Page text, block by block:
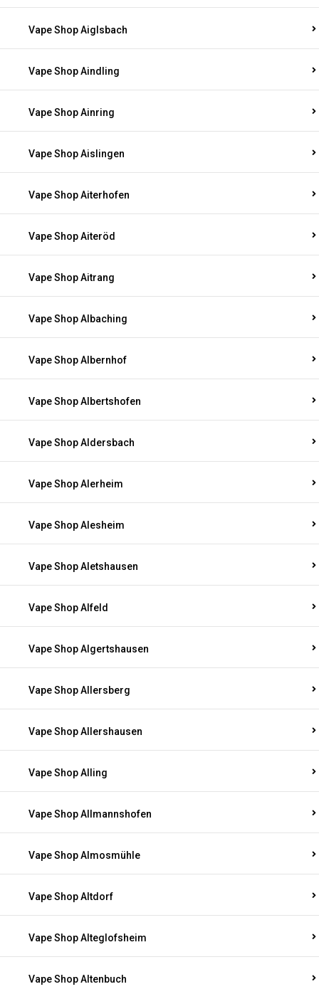
Vape Shop Aiglsbach
Vape Shop Aindling
Vape Shop Ainring
Vape Shop Aislingen
Vape Shop Aiterhofen
Vape Shop Aiteröd
Vape Shop Aitrang
Vape Shop Albaching
Vape Shop Albernhof
Vape Shop Albertshofen
Vape Shop Aldersbach
Vape Shop Alerheim
Vape Shop Alesheim
Vape Shop Aletshausen
Vape Shop Alfeld
Vape Shop Algertshausen
Vape Shop Allersberg
Vape Shop Allershausen
Vape Shop Alling
Vape Shop Allmannshofen
Vape Shop Almosmühle
Vape Shop Altdorf
Vape Shop Alteglofsheim
Vape Shop Altenbuch